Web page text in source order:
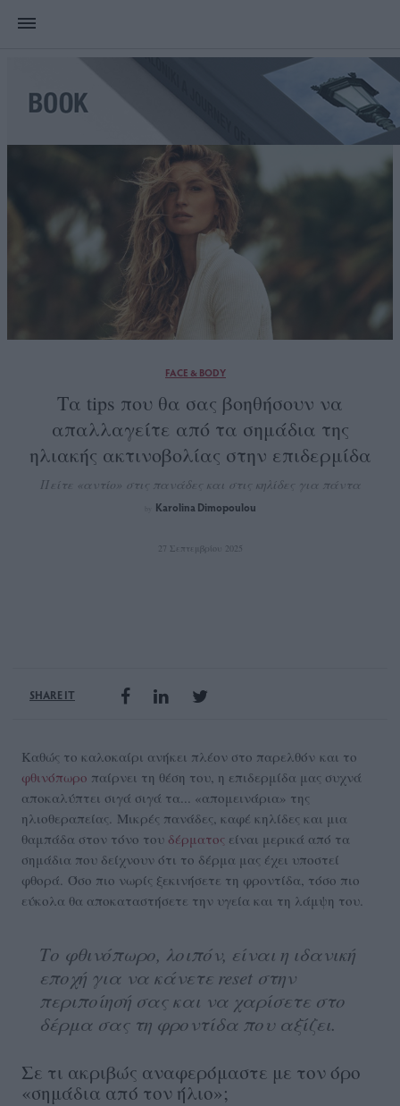
FACE & BODY
Τα tips που θα σας βοηθήσουν να
απαλλαγείτε από τα σημάδια της
ηλιακής ακτινοβολίας στην επιδερμίδα
Πείτε «αντίο» στις πανάδες και στις κηλίδες για πάντα
Karolina Dimopoulou
27 Σεπτεμβρίου 2025
SHARE IT
Καθώς το καλοκαίρι ανήκει πλέον στο παρελθόν και το
φθινόπωρο παίρνει τη θέση του, η επιδερμίδα μας συχνά
αποκαλύπτει σιγά σιγά τα... «απομεινάρια» της
ηλιοθεραπείας. Μικρές πανάδες, καφέ κηλίδες και μια
θαμπάδα στον τόνο του δέρματος είναι μερικά από τα
σημάδια που δείχνουν ότι το δέρμα μας έχει υποστεί
φθορά. Όσο πιο νωρίς ξεκινήσετε τη φροντίδα, τόσο πιο
εύκολα θα αποκαταστήσετε την υγεία και τη λάμψη του.
Το φθινόπωρο, λοιπόν, είναι η ιδανική
εποχή για να κάνετε reset στην
περιποίησή σας και να χαρίσετε στο
δέρμα σας τη φροντίδα που αξίζει.
Σε τι ακριβώς αναφερόμαστε με τον όρο
«σημάδια από τον ήλιο»;